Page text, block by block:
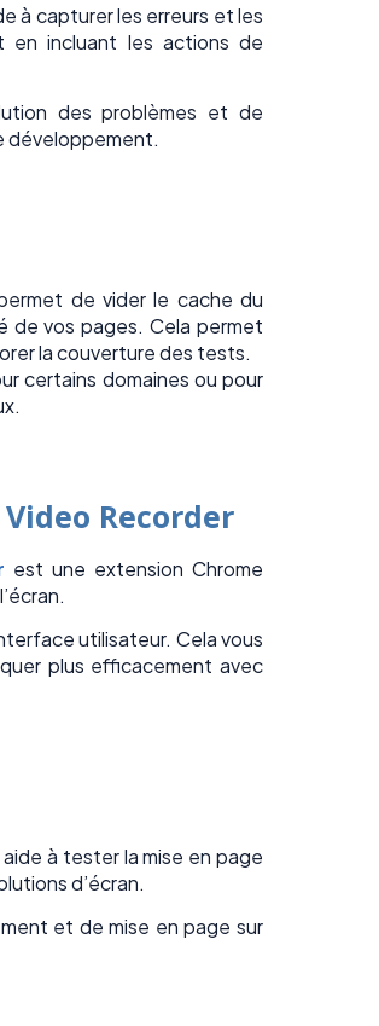
à capturer les erreurs et les
en incluant les actions de
des problèmes et de
développement.
de vider le cache du
de vos pages. Cela permet
la couverture des tests.
certains domaines ou pour
Recorder
est une extension Chrome
utilisateur. Cela vous
plus efficacement avec
à tester la mise en page
d’écran.
et de mise en page sur